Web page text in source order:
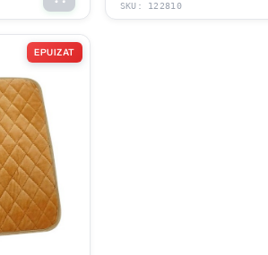
SKU: 122810
EPUIZAT